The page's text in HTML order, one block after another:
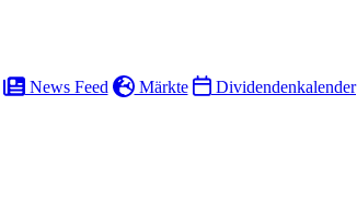
News Feed Märkte Dividendenkalender